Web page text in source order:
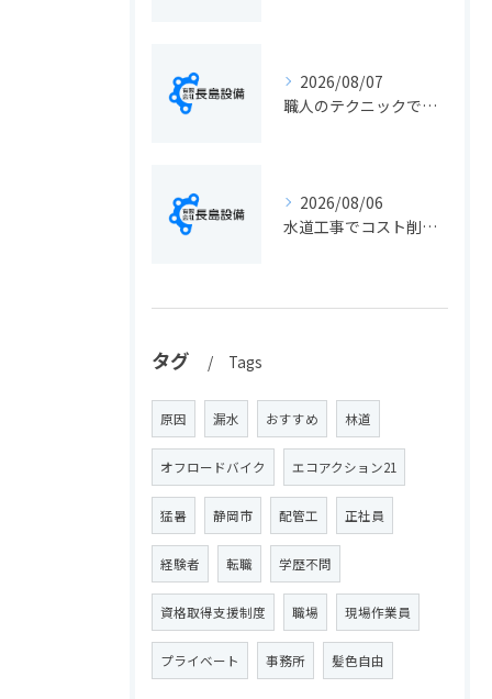
2026/08/07
職人のテクニックで出会う静岡県静岡市の伝統工芸と学びの魅力徹底解説
2026/08/06
水道工事でコスト削減を実現する静岡県静岡市の手続きと費用見直しポイント
タグ Tags
原因 漏水 おすすめ 林道
オフロードバイク エコアクション21
猛暑 静岡市 配管工 正社員
経験者 転職 学歴不問
資格取得支援制度 職場 現場作業員
プライベート 事務所 髪色自由